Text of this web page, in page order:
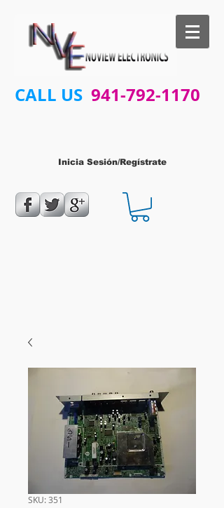
CALL US 941-792-1170
Inicia Sesión/Regístrate
SKU: 351